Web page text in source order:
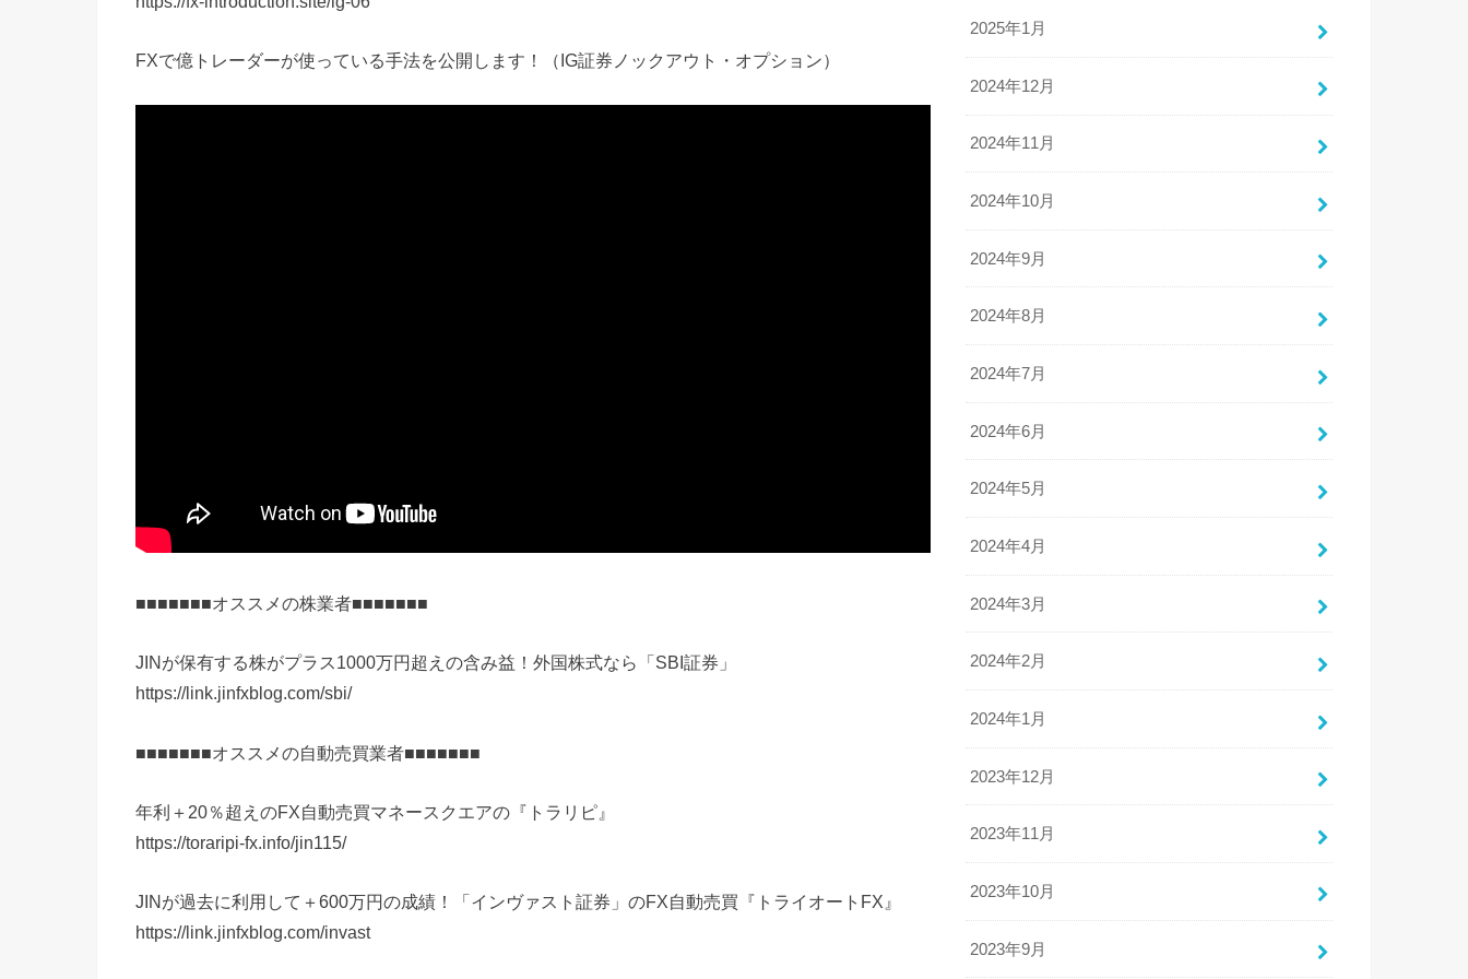
FXで億トレーダーが使っている手法を公開します！（IG証券ノックアウト・オプション）
■■■■■■■オススメの株業者■■■■■■■
JINが保有する株がプラス1000万円超えの含み益！外国株式なら「SBI証券」
https://link.jinfxblog.com/sbi/
■■■■■■■オススメの自動売買業者■■■■■■■
年利＋20％超えのFX自動売買マネースクエアの『トラリピ』
https://toraripi-fx.info/jin115/
JINが過去に利用して＋600万円の成績！「インヴァスト証券」のFX自動売買『トライオートFX』
https://link.jinfxblog.com/invast
2025年1月
2024年12月
2024年11月
2024年10月
2024年9月
2024年8月
2024年7月
2024年6月
2024年5月
2024年4月
2024年3月
2024年2月
2024年1月
2023年12月
2023年11月
2023年10月
2023年9月